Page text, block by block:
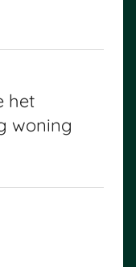
het
woning